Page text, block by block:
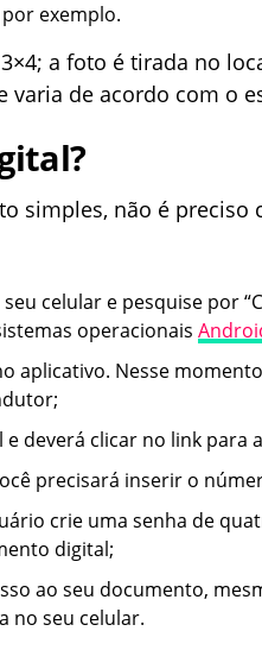
exemplo.
a foto é tirada no
varia de acordo com o
simples, não é
celular e pesquise por
operacionais
aplicativo. Nesse
deverá clicar no link para
precisará inserir o
crie uma senha de
digital;
ao seu documento,
no seu celular.